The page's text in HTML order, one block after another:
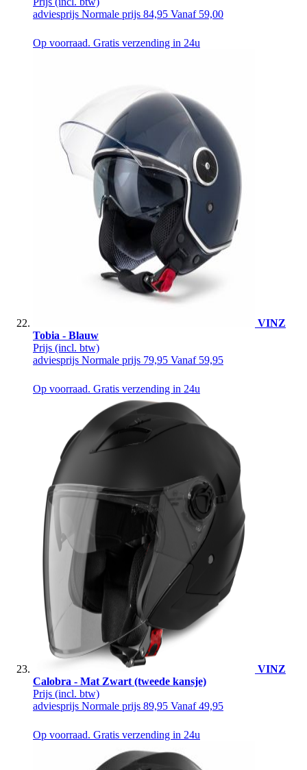
adviesprijs Normale prijs 84,95 Vanaf 59,00
Op voorraad. Gratis verzending in 24u
VINZ
Tobia - Blauw
Prijs (incl. btw)
adviesprijs Normale prijs 79,95 Vanaf 59,95
Op voorraad. Gratis verzending in 24u
VINZ
Calobra - Mat Zwart (tweede kansje)
Prijs (incl. btw)
adviesprijs Normale prijs 89,95 Vanaf 49,95
Op voorraad. Gratis verzending in 24u